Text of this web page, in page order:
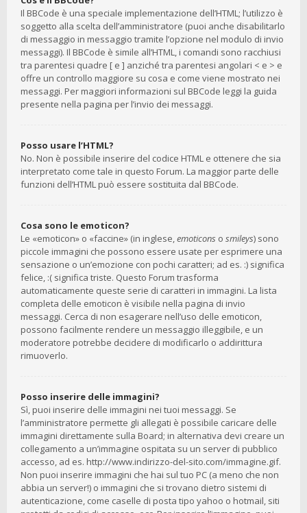
Il BBCode è una speciale implementazione dell’HTML; l’utilizzo è
soggetto alla scelta dell’amministratore (puoi anche disabilitarlo
di messaggio in messaggio tramite l’opzione nel modulo di invio
messaggi). Il BBCode è simile all’HTML, i comandi sono racchiusi
tra parentesi quadre [ e ] anziché tra parentesi angolari < e > e
offre un controllo maggiore su cosa e come viene mostrato nei
messaggi. Per maggiori informazioni sul BBCode leggi la guida
presente nella pagina per l’invio dei messaggi.
Posso usare l’HTML?
No. Non è possibile inserire del codice HTML e ottenere che sia
interpretato come tale in questo Forum. La maggior parte delle
funzioni dell’HTML può essere sostituita dal BBCode.
Cosa sono le emoticon?
Le «emoticon» o «faccine» (in inglese,emoticons o smileys) sono
piccole immagini che possono essere usate per esprimere una
sensazione o un’emozione con pochi caratteri; ad es. :) significa
felice, :( significa triste. Questo Forum trasforma
automaticamente queste serie di caratteri in immagini. La lista
completa delle emoticon è visibile nella pagina di invio
messaggi. Cerca di non esagerare nell’uso delle emoticon,
possono facilmente rendere un messaggio illeggibile, e un
moderatore potrebbe decidere di modificarlo o addirittura
rimuoverlo.
Posso inserire delle immagini?
Sì, puoi inserire delle immagini nei tuoi messaggi. Se
l’amministratore permette gli allegati è possibile caricare delle
immagini direttamente sulla Board; in alternativa devi creare un
collegamento a un’immagine ospitata su un server di pubblico
accesso, ad es. http://www.indirizzo-del-sito.com/immagine.gif.
Non puoi inserire immagini che hai sul tuo PC (a meno che non
abbia un server!) o immagini che si trovano dietro sistemi di
autenticazione, come caselle di posta tipo yahoo o hotmail, siti